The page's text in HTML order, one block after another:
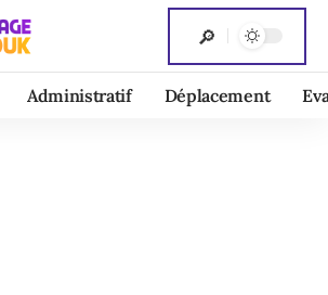
Administratif Déplacement